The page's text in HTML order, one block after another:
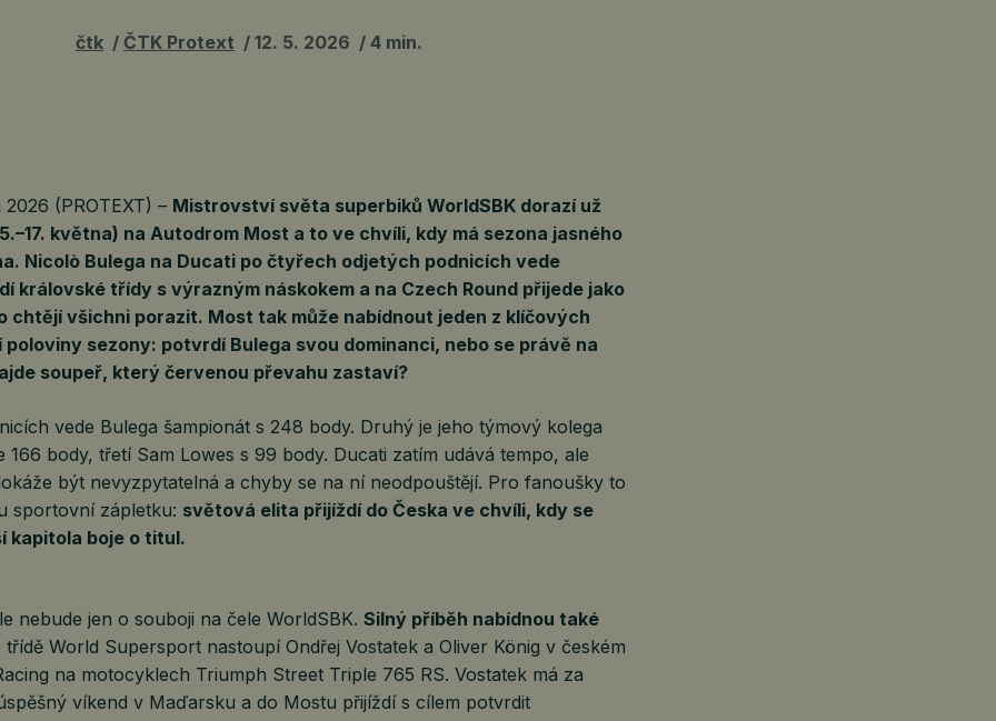
čtk ČTK Protext 12. 5. 2026 4 min.
(PROTEXT) – Mistrovství světa superbiků WorldSBK dorazí už
května) na Autodrom Most a to ve chvíli, kdy má sezona jasného
Nicolò Bulega na Ducati po čtyřech odjetých podnicích vede
královské třídy s výrazným náskokem a na Czech Round přijede jako
chtějí všichni porazit. Most tak může nabídnout jeden z klíčových
poloviny sezony: potvrdí Bulega svou dominanci, nebo se právě na
soupeř, který červenou převahu zastaví?
vede Bulega šampionát s 248 body. Druhý je jeho týmový kolega
166 body, třetí Sam Lowes s 99 body. Ducati zatím udává tempo, ale
být nevyzpytatelná a chyby se na ní neodpouštějí. Pro fanoušky to
sportovní zápletku: světová elita přijíždí do Česka ve chvíli, kdy se
kapitola boje o titul.
nebude jen o souboji na čele WorldSBK. Silný příběh nabídnou také
třídě World Supersport nastoupí Ondřej Vostatek a Oliver König v českém
na motocyklech Triumph Street Triple 765 RS. Vostatek má za
víkend v Maďarsku a do Mostu přijíždí s cílem potvrdit